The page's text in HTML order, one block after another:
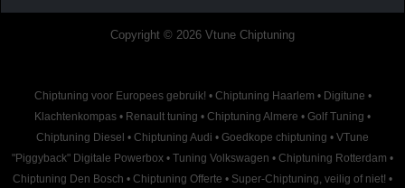
Copyright © 2026 Vtune Chiptuning
Chiptuning voor Europees gebruik! • Chiptuning Haarlem • Digitune •
Klachtenkompas • Renault tuning • Chiptuning Almere • Golf Tuning •
Chiptuning Diesel • Chiptuning Audi • Goedkope chiptuning • VTune
"Piggyback" Digitale Powerbox • Tuning Volkswagen • Chiptuning Rotterdam •
Chiptuning Den Bosch • Chiptuning Offerte • Super-Chiptuning, veilig of niet! •